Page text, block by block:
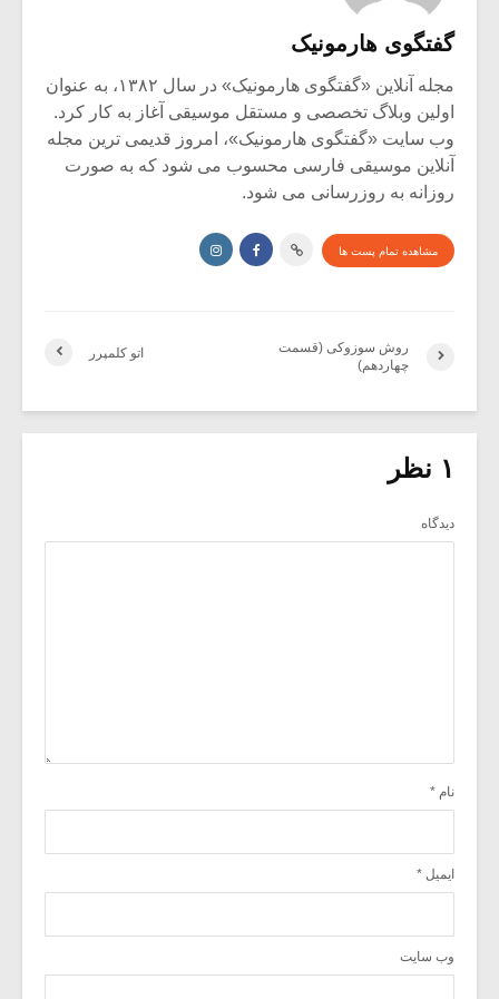
گفتگوی هارمونیک
مجله آنلاین «گفتگوی هارمونیک» در سال ۱۳۸۲، به عنوان
اولین وبلاگ تخصصی و مستقل موسیقی آغاز به کار کرد.
وب سایت «گفتگوی هارمونیک»، امروز قدیمی ترین مجله
آنلاین موسیقی فارسی محسوب می شود که به صورت
روزانه به روزرسانی می شود.
مشاهده تمام پست ها
اتو کلمپرر
روش سوزوکی (قسمت
چهاردهم)
۱ نظر
دیدگاه
نام *
ایمیل *
وب‌ سایت